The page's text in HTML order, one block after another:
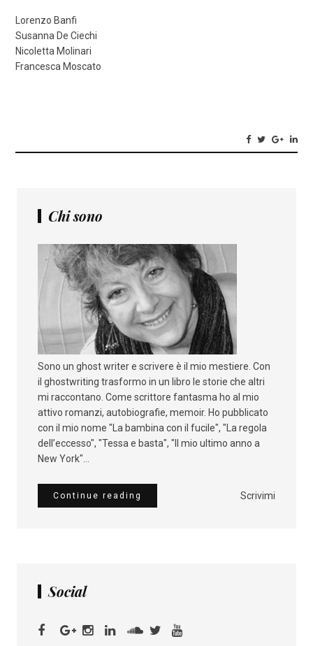
Lorenzo Banfi
Susanna De Ciechi
Nicoletta Molinari
Francesca Moscato
Chi sono
Sono un ghost writer e scrivere è il mio mestiere. Con
il ghostwriting trasformo in un libro le storie che altri
mi raccontano. Come scrittore fantasma ho al mio
attivo romanzi, autobiografie, memoir. Ho pubblicato
con il mio nome "La bambina con il fucile", "La regola
dell’eccesso", "Tessa e basta", "Il mio ultimo anno a
New York"...
Scrivimi
Continue reading
Social